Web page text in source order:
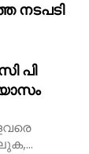
നടപടി
പി